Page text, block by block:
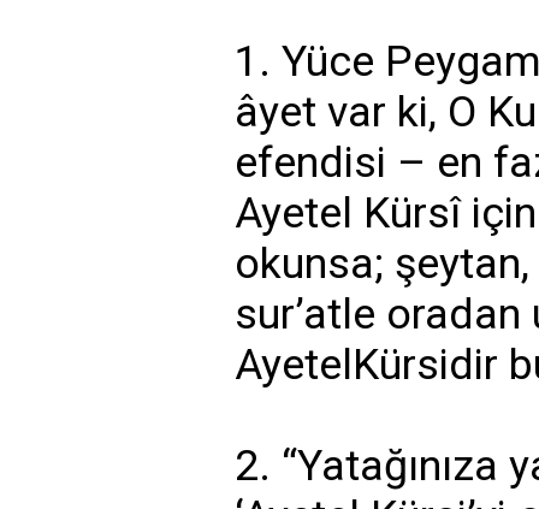
1. Yüce
âyet var ki, O
efendisi – en
Ayetel Kürsî
okunsa;
sur’atle
AyetelKürsidir
2. “Yatağınıza